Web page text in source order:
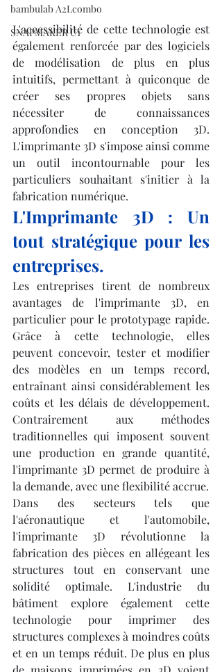
bambulab A2Lcombo
SNAPMAKER U1
L'accessibilité de cette technologie est
également renforcée par des logiciels
de modélisation de plus en plus
intuitifs, permettant à quiconque de
créer ses propres objets sans
nécessiter de connaissances
approfondies en conception 3D.
L'imprimante 3D s'impose ainsi comme
un outil incontournable pour les
particuliers souhaitant s'initier à la
fabrication numérique.
L'Imprimante 3D : Un
tout stratégique pour les
entreprises.
Les entreprises tirent de nombreux
avantages de l'imprimante 3D, en
particulier pour le prototypage rapide.
Grâce à cette technologie, elles
peuvent concevoir, tester et modifier
des modèles en un temps record,
entraînant ainsi considérablement les
coûts et les délais de développement.
Contrairement aux méthodes
traditionnelles qui imposent souvent
une production en grande quantité,
l'imprimante 3D permet de produire à
la demande, avec une flexibilité accrue.
Dans des secteurs tels que
l'aéronautique et l'automobile,
l'imprimante 3D révolutionne la
fabrication des pièces en allégeant les
structures tout en conservant une
solidité optimale. L'industrie du
bâtiment explore également cette
technologie pour imprimer des
structures complexes à moindres coûts
et en un temps réduit. De plus en plus